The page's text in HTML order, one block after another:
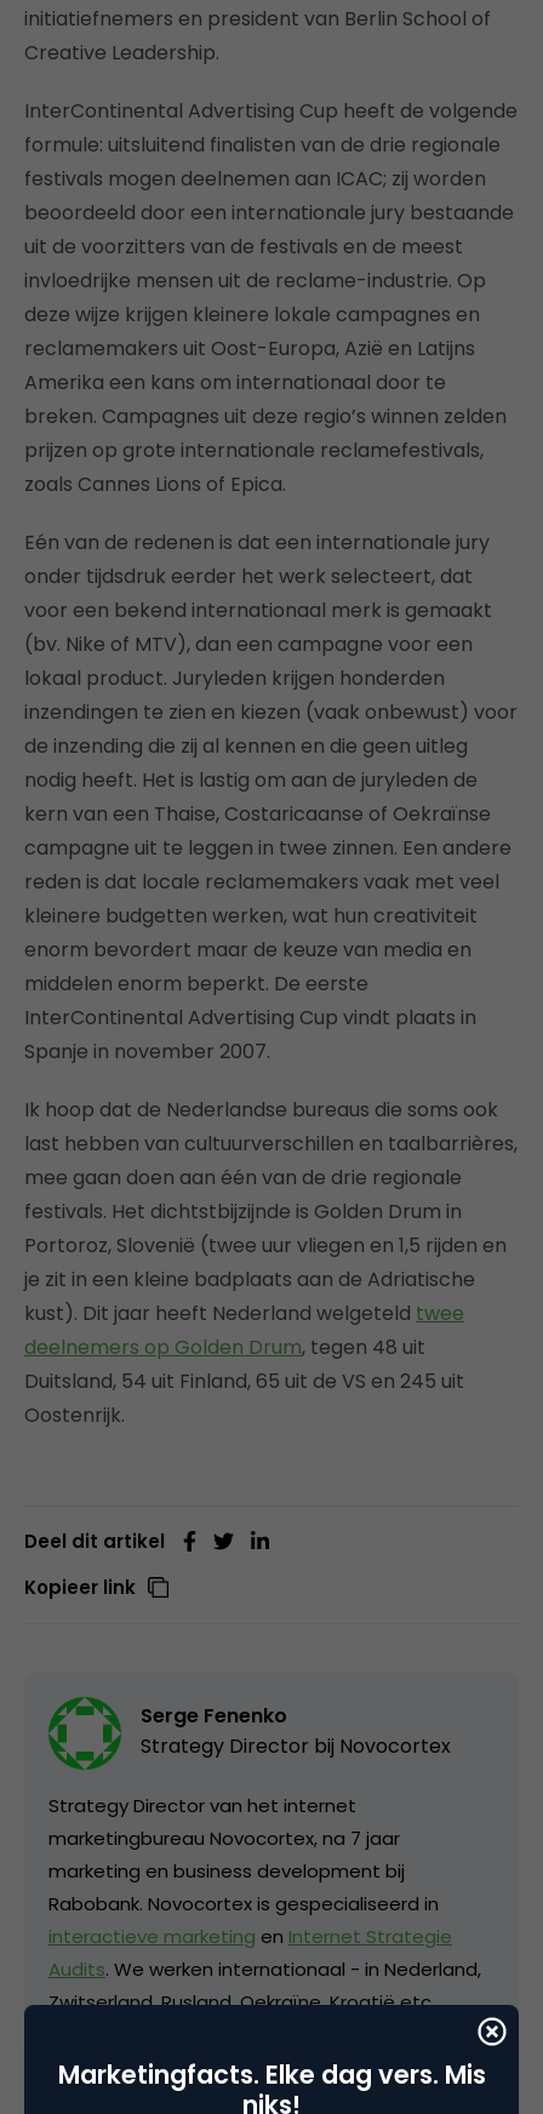
initiatiefnemers en president van Berlin School of
Creative Leadership.
InterContinental Advertising Cup heeft de volgende
formule: uitsluitend finalisten van de drie regionale
festivals mogen deelnemen aan ICAC; zij worden
beoordeeld door een internationale jury bestaande
uit de voorzitters van de festivals en de meest
invloedrijke mensen uit de reclame-industrie. Op
deze wijze krijgen kleinere lokale campagnes en
reclamemakers uit Oost-Europa, Azië en Latijns
Amerika een kans om internationaal door te
breken. Campagnes uit deze regio’s winnen zelden
prijzen op grote internationale reclamefestivals,
zoals Cannes Lions of Epica.
Eén van de redenen is dat een internationale jury
onder tijdsdruk eerder het werk selecteert, dat
voor een bekend internationaal merk is gemaakt
(bv. Nike of MTV), dan een campagne voor een
lokaal product. Juryleden krijgen honderden
inzendingen te zien en kiezen (vaak onbewust) voor
de inzending die zij al kennen en die geen uitleg
nodig heeft. Het is lastig om aan de juryleden de
kern van een Thaise, Costaricaanse of Oekraïnse
campagne uit te leggen in twee zinnen. Een andere
reden is dat locale reclamemakers vaak met veel
kleinere budgetten werken, wat hun creativiteit
enorm bevordert maar de keuze van media en
middelen enorm beperkt. De eerste
InterContinental Advertising Cup vindt plaats in
Spanje in november 2007.
Ik hoop dat de Nederlandse bureaus die soms ook
last hebben van cultuurverschillen en taalbarrières,
mee gaan doen aan één van de drie regionale
festivals. Het dichtstbijzijnde is Golden Drum in
Portoroz, Slovenië (twee uur vliegen en 1,5 rijden en
je zit in een kleine badplaats aan de Adriatische
kust). Dit jaar heeft Nederland welgeteld twee
deelnemers op Golden Drum, tegen 48 uit
Duitsland, 54 uit Finland, 65 uit de VS en 245 uit
Oostenrijk.
Deel dit artikel
Kopieer link
Serge Fenenko
Strategy Director bij Novocortex
Strategy Director van het internet
marketingbureau Novocortex, na 7 jaar
marketing en business development bij
Rabobank. Novocortex is gespecialiseerd in
interactieve marketing en Internet Strategie
Audits. We werken internationaal - in Nederland,
Zwitserland, Rusland, Oekraïne, Kroatië etc.
virals en iPhone games die aandacht in sociale
media en prijzen op internationale festivals
Marketingfacts. Elke dag vers. Mis
niks!